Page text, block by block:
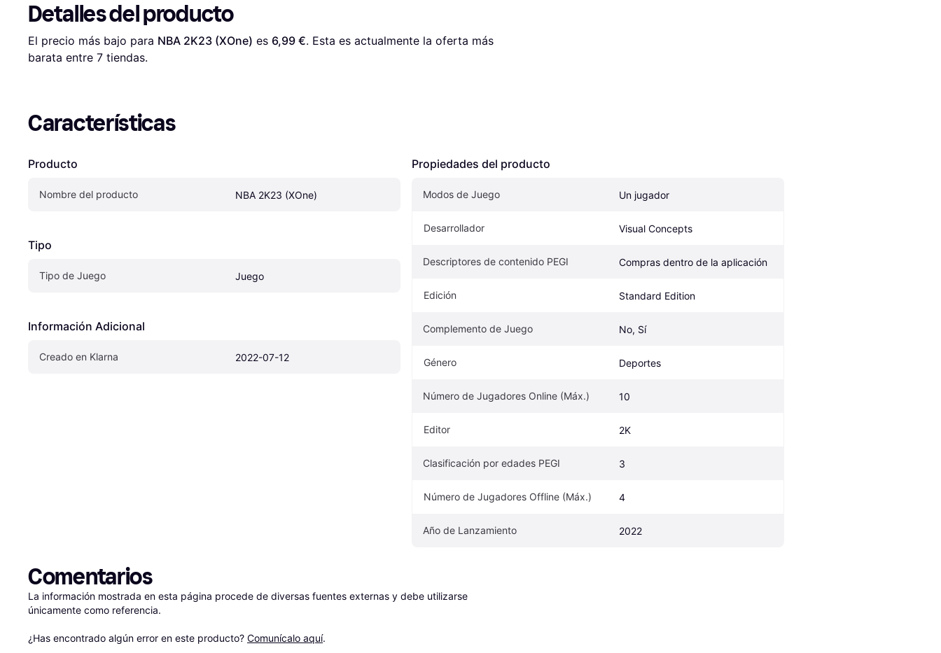
Detalles del producto
El precio más bajo para NBA 2K23 (XOne) es 6,99 €. Esta es actualmente la oferta más
barata entre 7 tiendas.
Características
Producto
Nombre del producto NBA 2K23 (XOne)
Tipo
Tipo de Juego Juego
Información Adicional
Creado en Klarna 2022-07-12
Propiedades del producto
Modos de Juego Un jugador
Desarrollador Visual Concepts
Descriptores de contenido PEGI Compras dentro de la aplicación
Edición Standard Edition
Complemento de Juego No, Sí
Género Deportes
Número de Jugadores Online (Máx.) 10
Editor 2K
Clasificación por edades PEGI 3
Número de Jugadores Offline (Máx.) 4
Año de Lanzamiento 2022
Comentarios
La información mostrada en esta página procede de diversas fuentes externas y debe utilizarse
únicamente como referencia.
¿Has encontrado algún error en este producto? Comunícalo aquí.